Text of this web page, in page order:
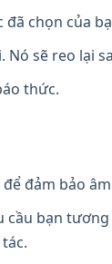
chọn của
sẽ reo lại
thức.
đảm bảo
cầu bạn